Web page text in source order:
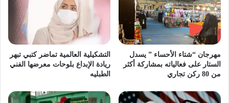
مهرجان “شتاء الأحساء ” يسدل
الستار على فعالياته بمشاركة أكثر
من 80 ركن تجاري
التشكيلية العالمية تماضر كتبي تبهر
ريادة الإبداع بلوحات معرضها الفني
الطبليه